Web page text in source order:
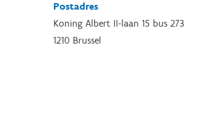
Postadres
Koning Albert II-laan 15 bus 273
1210 Brussel